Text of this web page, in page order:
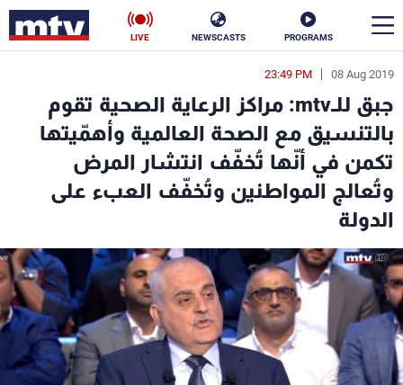
PROGRAMS
NEWSCASTS
LIVE
08 Aug 2019
23:49 PM
جبق للـmtv: مراكز الرعاية الصحية تقوم
بالتنسيق مع الصحة العالمية وأهمّيتها
تكمن في أنّها تُخفّف انتشار المرض
وتُعالج المواطنين وتُخفّف العبء على
الدولة
en
الأخبار
سياسة ناس
إقتصاد
منوعات رياضة
كأس العالم
البرامج